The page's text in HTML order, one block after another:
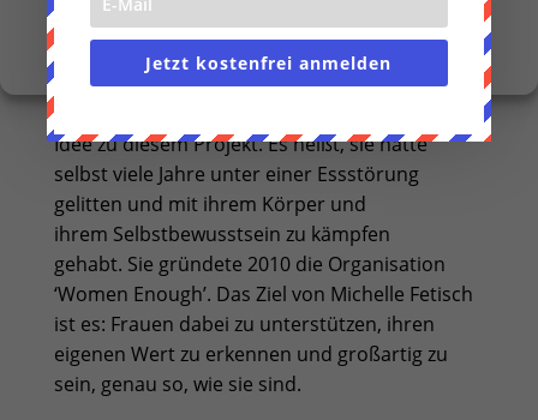
Cookie-RichtlinieDatenschutzerklärungImpressum
unbedingt in Körpern mit Modelmaßen zu
finden ist.
Die Amerikanerin
Idee zu diesem Projekt. Es heißt, sie hätte
selbst viele Jahre unter einer Essstörung
gelitten und mit ihrem Körper und
ihrem Selbstbewusstsein zu kämpfen
gehabt. Sie gründete 2010 die Organisation
‘Women Enough’. Das Ziel von Michelle Fetisch
ist es: Frauen dabei zu unterstützen, ihren
eigenen Wert zu erkennen und großartig zu
sein, genau so, wie sie sind.
Jetzt kostenfrei anmelden